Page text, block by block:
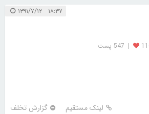
۱۸:۳۷ ۱۳۹۱/۷/۱۲
| 547 پست
لینک مستقیم گزارش تخلف